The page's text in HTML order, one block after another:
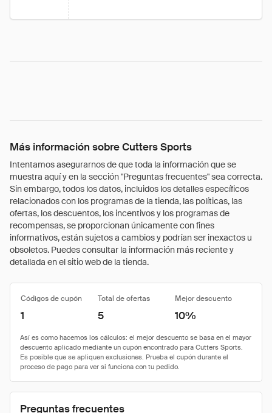
Más información sobre Cutters Sports
Intentamos asegurarnos de que toda la información que se
muestra aquí y en la sección "Preguntas frecuentes" sea correcta.
Sin embargo, todos los datos, incluidos los detalles específicos
relacionados con los programas de la tienda, las políticas, las
ofertas, los descuentos, los incentivos y los programas de
recompensas, se proporcionan únicamente con fines
informativos, están sujetos a cambios y podrían ser inexactos u
obsoletos. Puedes consultar la información más reciente y
detallada en el sitio web de la tienda.
Códigos de cupón Total de ofertas Mejor descuento
1 5 10%
Preguntas frecuentes